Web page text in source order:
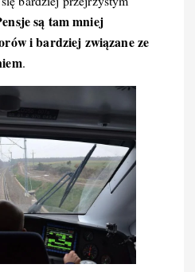
są tam mniej
i bardziej związane ze
.